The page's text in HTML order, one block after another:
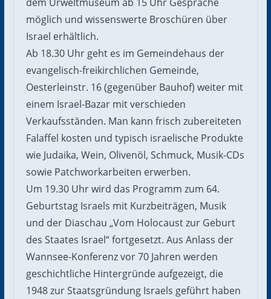
möglich und wissenswerte Broschüren über
Israel erhältlich.
Ab 18.30 Uhr geht es im Gemeindehaus der
evangelisch-freikirchlichen Gemeinde,
Oesterleinstr. 16 (gegenüber Bauhof) weiter mit
einem Israel-Bazar mit verschieden
Verkaufsständen. Man kann frisch zubereiteten
Falaffel kosten und typisch israelische Produkte
wie Judaika, Wein, Olivenöl, Schmuck, Musik-CDs
sowie Patchworkarbeiten erwerben.
Um 19.30 Uhr wird das Programm zum 64.
Geburtstag Israels mit Kurzbeiträgen, Musik
und der Diaschau „Vom Holocaust zur Geburt
des Staates Israel“ fortgesetzt. Aus Anlass der
Wannsee-Konferenz vor 70 Jahren werden
geschichtliche Hintergründe aufgezeigt, die
1948 zur Staatsgründung Israels geführt haben